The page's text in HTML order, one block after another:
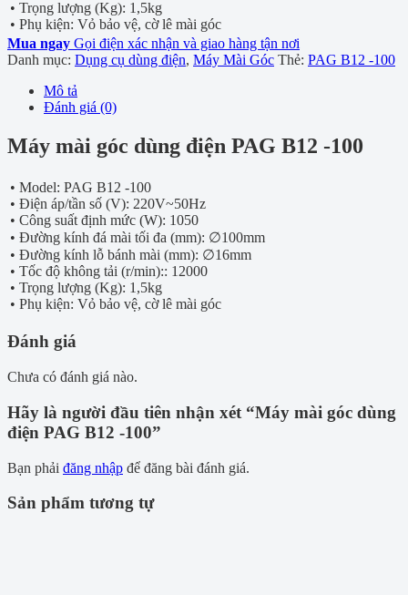
• Trọng lượng (Kg): 1,5kg
• Phụ kiện: Vỏ bảo vệ, cờ lê mài góc
Mua ngay Gọi điện xác nhận và giao hàng tận nơi
Danh mục: Dụng cụ dùng điện, Máy Mài Góc Thẻ: PAG B12 -100
Mô tả
Đánh giá (0)
Máy mài góc dùng điện PAG B12 -100
• Model: PAG B12 -100
• Điện áp/tần số (V): 220V~50Hz
• Công suất định mức (W): 1050
• Đường kính đá mài tối đa (mm): ∅100mm
• Đường kính lỗ bánh mài (mm): ∅16mm
• Tốc độ không tải (r/min):: 12000
• Trọng lượng (Kg): 1,5kg
• Phụ kiện: Vỏ bảo vệ, cờ lê mài góc
Đánh giá
Chưa có đánh giá nào.
Hãy là người đầu tiên nhận xét “Máy mài góc dùng
điện PAG B12 -100”
Bạn phải đăng nhập để đăng bài đánh giá.
Sản phẩm tương tự